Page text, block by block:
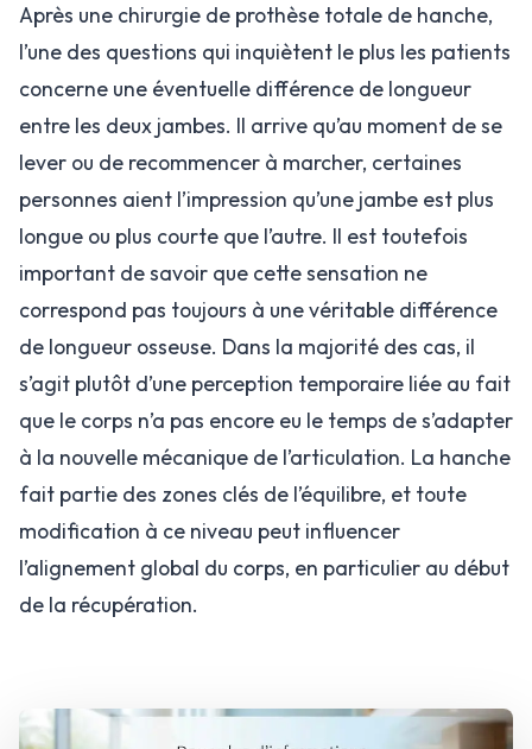
Après une chirurgie de prothèse totale de hanche,
l’une des questions qui inquiètent le plus les patients
concerne une éventuelle différence de longueur
entre les deux jambes. Il arrive qu’au moment de se
lever ou de recommencer à marcher, certaines
personnes aient l’impression qu’une jambe est plus
longue ou plus courte que l’autre. Il est toutefois
important de savoir que cette sensation ne
correspond pas toujours à une véritable différence
de longueur osseuse. Dans la majorité des cas, il
s’agit plutôt d’une perception temporaire liée au fait
que le corps n’a pas encore eu le temps de s’adapter
à la nouvelle mécanique de l’articulation. La hanche
fait partie des zones clés de l’équilibre, et toute
modification à ce niveau peut influencer
l’alignement global du corps, en particulier au début
de la récupération.